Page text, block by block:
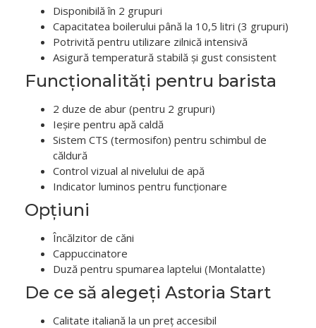
Disponibilă în 2 grupuri
Capacitatea boilerului până la 10,5 litri (3 grupuri)
Potrivită pentru utilizare zilnică intensivă
Asigură temperatură stabilă și gust consistent
Funcționalități pentru barista
2 duze de abur (pentru 2 grupuri)
Ieșire pentru apă caldă
Sistem CTS (termosifon) pentru schimbul de
căldură
Control vizual al nivelului de apă
Indicator luminos pentru funcționare
Opțiuni
Încălzitor de căni
Cappuccinatore
Duză pentru spumarea laptelui (Montalatte)
De ce să alegeți Astoria Start
Calitate italiană la un preț accesibil